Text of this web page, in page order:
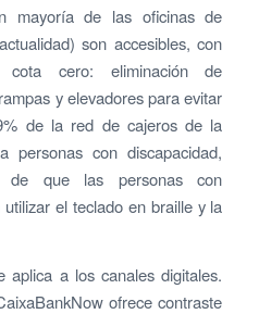
mayoría de las oficinas de
son accesibles, con
cota cero: eliminación de
y elevadores para evitar
de la red de cajeros de la
personas con discapacidad,
de que las personas con
el teclado en braille y la
aplica a los canales digitales.
ofrece contraste